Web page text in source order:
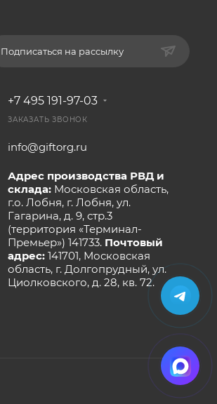
Подписаться на рассылку
+7 495 191-97-03
ЗАКАЗАТЬ ЗВОНОК
info@giftorg.ru
Адрес производства РВД и
склада:Московская область,
г.о. Лобня, г. Лобня, ул.
Гагарина, д. 9, стр.3
(территория «Терминал-
Премьер») 141733. Почтовый
адрес:141701, Московская
область, г. Долгопрудный, ул.
Циолковского, д. 28, кв. 72.